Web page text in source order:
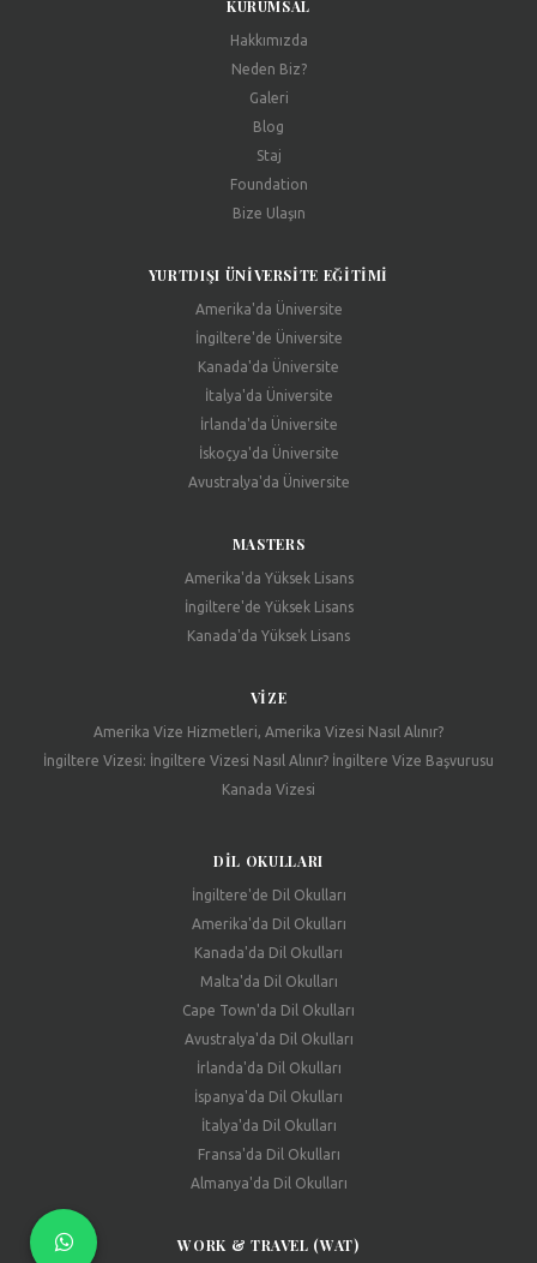
KURUMSAL
Hakkımızda
Neden Biz?
Galeri
Blog
Staj
Foundation
Bize Ulaşın
YURTDIŞI ÜNIVERSITE EĞITIMI
Amerika'da Üniversite
İngiltere'de Üniversite
Kanada'da Üniversite
İtalya'da Üniversite
İrlanda'da Üniversite
İskoçya'da Üniversite
Avustralya'da Üniversite
MASTERS
Amerika'da Yüksek Lisans
İngiltere'de Yüksek Lisans
Kanada'da Yüksek Lisans
VIZE
Amerika Vize Hizmetleri, Amerika Vizesi Nasıl Alınır?
İngiltere Vizesi: İngiltere Vizesi Nasıl Alınır? İngiltere Vize Başvurusu
Kanada Vizesi
DIL OKULLARI
İngiltere'de Dil Okulları
Amerika'da Dil Okulları
Kanada'da Dil Okulları
Malta'da Dil Okulları
Cape Town'da Dil Okulları
Avustralya'da Dil Okulları
İrlanda'da Dil Okulları
İspanya'da Dil Okulları
İtalya'da Dil Okulları
Fransa'da Dil Okulları
Almanya'da Dil Okulları
WORK & TRAVEL (WAT)